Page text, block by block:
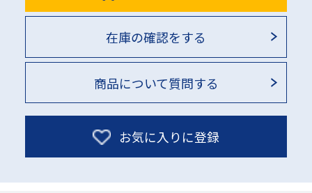
在庫の確認をする
商品について質問する
お気に入りに登録